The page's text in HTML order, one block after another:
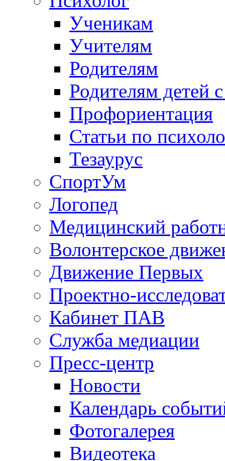
Ученикам
Учителям
Родителям
Родителям детей
Профориентация
Статьи по
Тезаурус
СпортУм
Логопед
Медицинский
Волонтерское
Движение Первых
Проектно-
Кабинет ПАВ
Служба медиации
Пресс-центр
Новости
Календарь
Фотогалерея
Видеотека